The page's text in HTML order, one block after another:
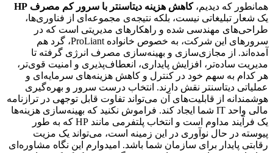
همانطور که دیدیم،کاهش هزینه دیتاسنتر با سرور کم مصرف HP
یک شعار تبلیغاتی نیست، بلکه نتیجه‌ی مجموعه‌ای از فناوری‌ها،
طراحی‌های مهندسی شده و راهکارهای مدیریتی است که در
سرورهای این شرکت، به خصوص خانواده ProLiant، گرد هم
آمده‌اند. از مجازی‌سازی و بهینه‌سازی مصرف انرژی گرفته تا
مدیریت ساده‌تر، افزایش پایداری، انعطاف‌پذیری و امنیت قوی‌تر،
هر کدام به سهم خود در کنترل و کاهش هزینه‌های سرمایه‌ای و
عملیاتی دیتاسنتر نقش دارند. انتخاب درست سرور و بهره‌گیری
هوشمندانه از قابلیت‌های آن می‌تواند تفاوت قابل توجهی در ترازنامه
مالی واحد IT شما ایجاد کند. فراموش نکنید که بهینه‌سازی هزینه‌ها
یک فرآیند مداوم است و انتخاب پلتفرمی مانند HP که به طور
پیوسته در حال نوآوری در این زمینه است، می‌تواند یک مزیت
رقابتی پایدار برای سازمان شما باشد. امیدوارم این نگاه مشاوره‌ای